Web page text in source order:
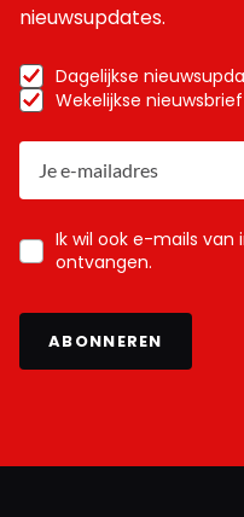
nieuwsupdates.
Dagelijkse
Wekelijkse nieuwsbrief
Ik wil ook e-mails
ontvangen.
ABONNEREN